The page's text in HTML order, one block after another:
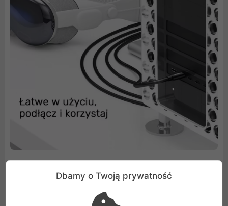
W zestawie wszystko, czego potrzebujesz
Dbamy o Twoją prywatność